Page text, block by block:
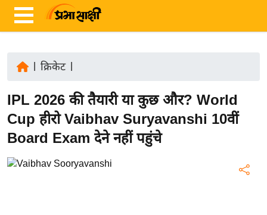
ज़ा
ख
ब
र
रा
क्रिकेट|
IPL 2026 की तैयारी या कुछ और? World
Cup हीरो Vaibhav Suryavanshi 10वीं
Board Exam देने नहीं पहुंचे